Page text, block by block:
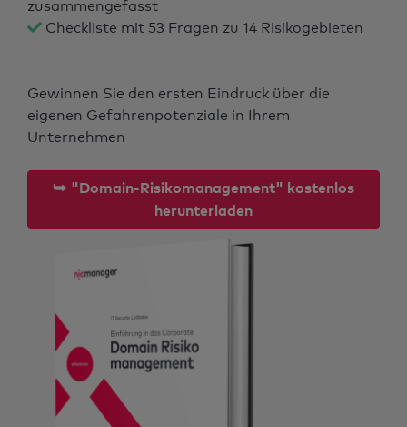
zusammengefasst
Checkliste mit 53 Fragen zu 14 Risikogebieten
Gewinnen Sie den ersten Eindruck über die
eigenen Gefahrenpotenziale in Ihrem
Unternehmen
⮩ "Domain-Risikomanagement" kostenlos
herunterladen